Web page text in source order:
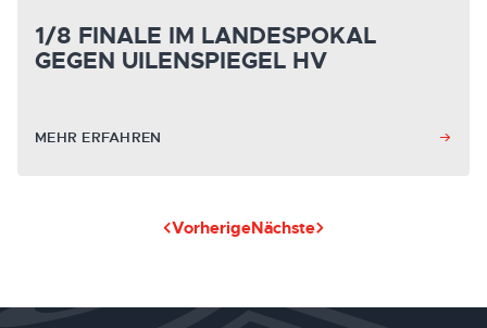
1/8 FINALE IM LANDESPOKAL
GEGEN UILENSPIEGEL HV
MEHR ERFAHREN
VorherigeNächste